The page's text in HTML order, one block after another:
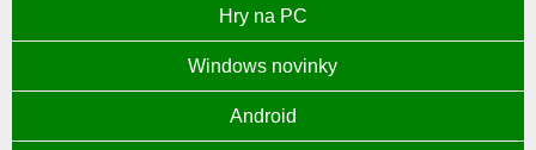
Hry na PC
Windows novinky
Android